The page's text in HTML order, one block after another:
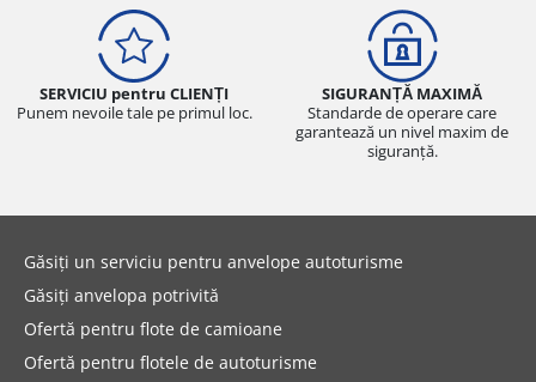
SERVICIU pentru CLIENȚI
Punem nevoile tale pe primul loc.
SIGURANȚĂ MAXIMĂ
Standarde de operare care
garantează un nivel maxim de
siguranță.
Găsiți un serviciu pentru anvelope autoturisme
Găsiți anvelopa potrivită
Ofertă pentru flote de camioane
Ofertă pentru flotele de autoturisme